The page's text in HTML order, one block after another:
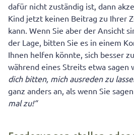
dafür nicht zuständig ist, dann
Kind jetzt keinen Beitrag zu Ihrer
kann. Wenn Sie aber der Ansicht
der Lage, bitten Sie es in einem
Ihnen helfen könnte, sich besser
während eines Streits etwa sagen
dich bitten, mich ausreden zu
ganz anders an, als wenn Sie sagen
mal zu!“